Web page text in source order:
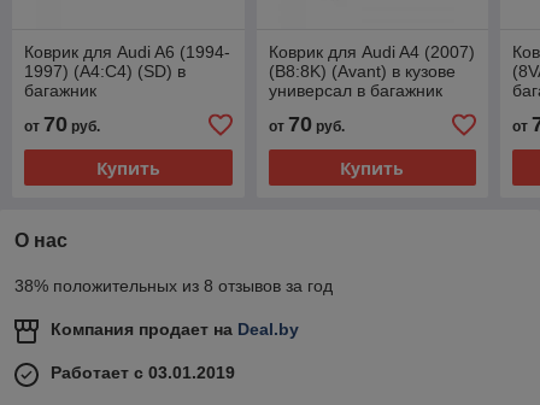
Коврик для Audi A6 (1994-
1997) (A4:C4) (SD) в
багажник
полиуретановый глубокий
черный серый бежевый
от 70 руб.
Купить
Коврик для Audi A4 (2007)
(B8:8K) (Avant) в кузове
универсал в багажник
полиуретановый черный
серый бежевый
от 70руб.
Купить
от
О нас
38% положительных из 8 отзывов за год
Компания продает на Deal.by
Работает с 03.01.2019